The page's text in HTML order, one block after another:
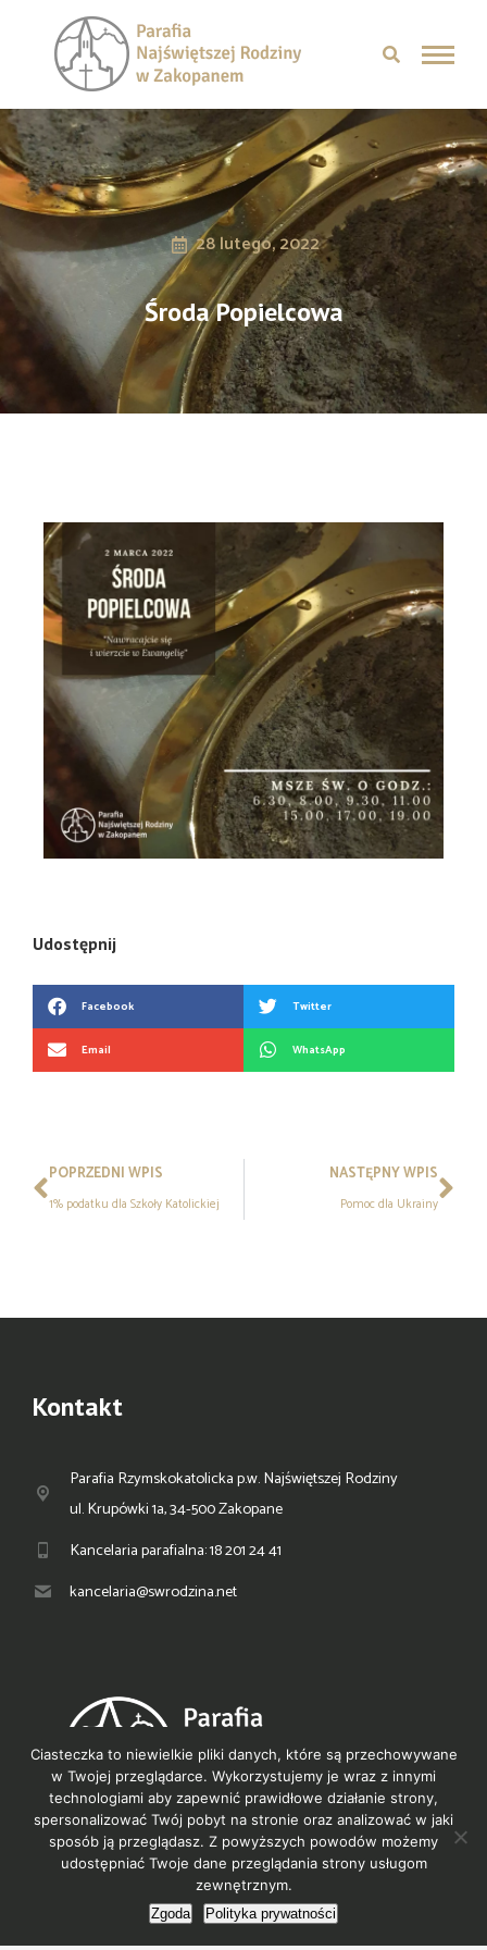
28 lutego, 2022
Środa Popielcowa
Udostępnij
Facebook Twitter
Email WhatsApp
POPRZEDNI WPIS
1% podatku dla Szkoły Katolickiej
NASTĘPNY WPIS
Pomoc dla Ukrainy
Kontakt
Parafia Rzymskokatolicka p.w. Najświętszej Rodziny
ul. Krupówki 1a, 34-500 Zakopane
Kancelaria parafialna: 18 201 24 41
kancelaria@swrodzina.net
© PNR Zakopane 2021
Polityka prywatności
Ciasteczka to niewielkie pliki danych, które są przechowywane
w Twojej przeglądarce. Wykorzystujemy je wraz z innymi
technologiami aby zapewnić prawidłowe działanie strony,
spersonalizować Twój pobyt na stronie oraz analizować w jaki
sposób ją przeglądasz. Z powyższych powodów możemy
udostępniać Twoje dane przeglądania strony usługom
zewnętrznym.
Zgoda Polityka prywatności